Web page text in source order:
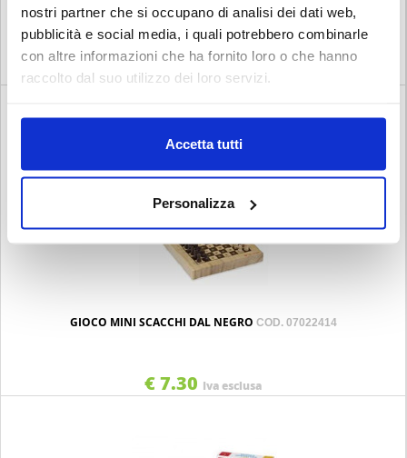
nostri partner che si occupano di analisi dei dati web,
pubblicità e social media, i quali potrebbero combinarle
con altre informazioni che ha fornito loro o che hanno
raccolto dal suo utilizzo dei loro servizi.
Accetta tutti
Personalizza
GIOCO MINI DAMA CINESE DAL NEGROCOD. 07022412
€ 7.30Iva esclusa
GIOCO MINI SCACCHI DAL NEGRO COD. 07022414
€ 7.30 Iva esclusa